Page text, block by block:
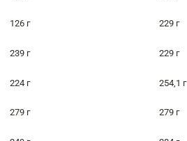
126 г 229 г
239 г 229 г
224 г 254,1 г
279 г 279 г